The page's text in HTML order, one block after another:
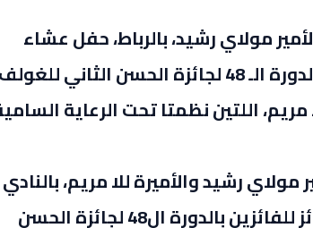
الملكي الأمير مولاي رشيد، بالرباط، حفل عشاء
أقامه صاحب الجلالة الملك محمد السادس بمناسبة الدورة الـ 48 لجائزة الحسن الثاني
للا مريم، اللتين نظمتا تحت الرعاية
رشيد والأميرة للا مريم، بالنادي
الملكي للغولف دار السلام بالرباط، حفل تسليم الجوائز للفائزين بالدورة ال48 لجائزة الحسن